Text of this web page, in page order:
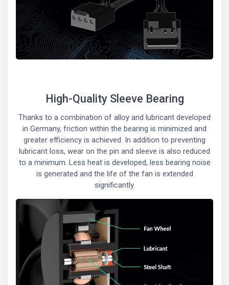
High-Quality Sleeve Bearing
Thanks to a combination of alloy and lubricant developed
in Germany, friction within the bearing is minimized and
greater efficiency is achieved. In addition to preventing
lubricant loss, wear on the pin and sleeve is also reduced
to a minimum. Less heat is developed, less bearing noise
is generated and the life of the fan is extended
significantly.